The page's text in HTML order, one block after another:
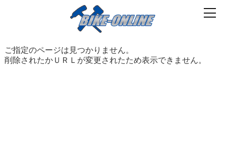
ご指定のページは見つかりません。
削除されたかＵＲＬが変更されたため表示できません。